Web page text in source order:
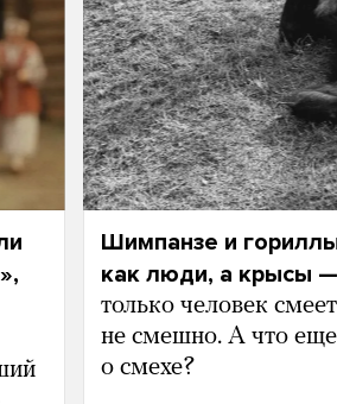
Шимпанзе и
как люди, а крысы —
только человек
не смешно. А что еще
о смехе?